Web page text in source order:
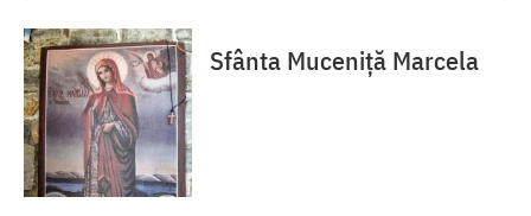
Sfânta Muceniță Marcela